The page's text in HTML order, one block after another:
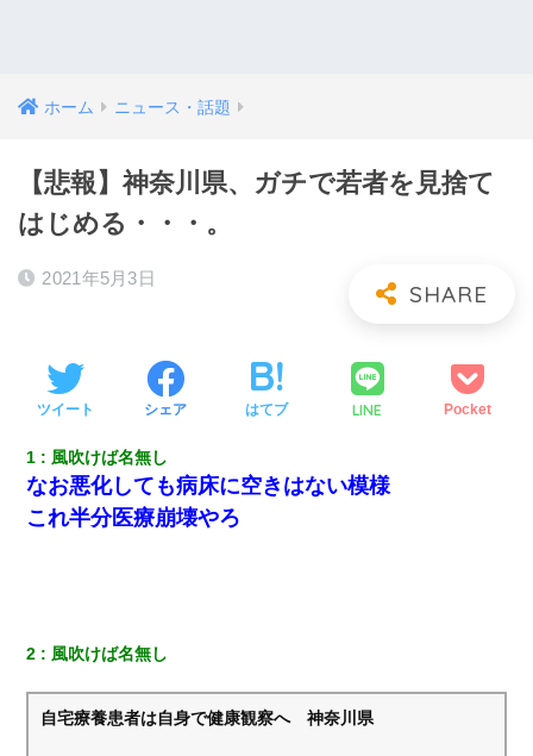
ホーム ニュース・話題
【悲報】神奈川県、ガチで若者を見捨て
はじめる・・・。
2021年5月3日
ツイート シェア はてブ LINE Pocket
1 風吹けば名無し
なお悪化しても病床に空きはない模様
これ半分医療崩壊やろ
2 風吹けば名無し
自宅療養患者は自身で健康観察へ 神奈川県